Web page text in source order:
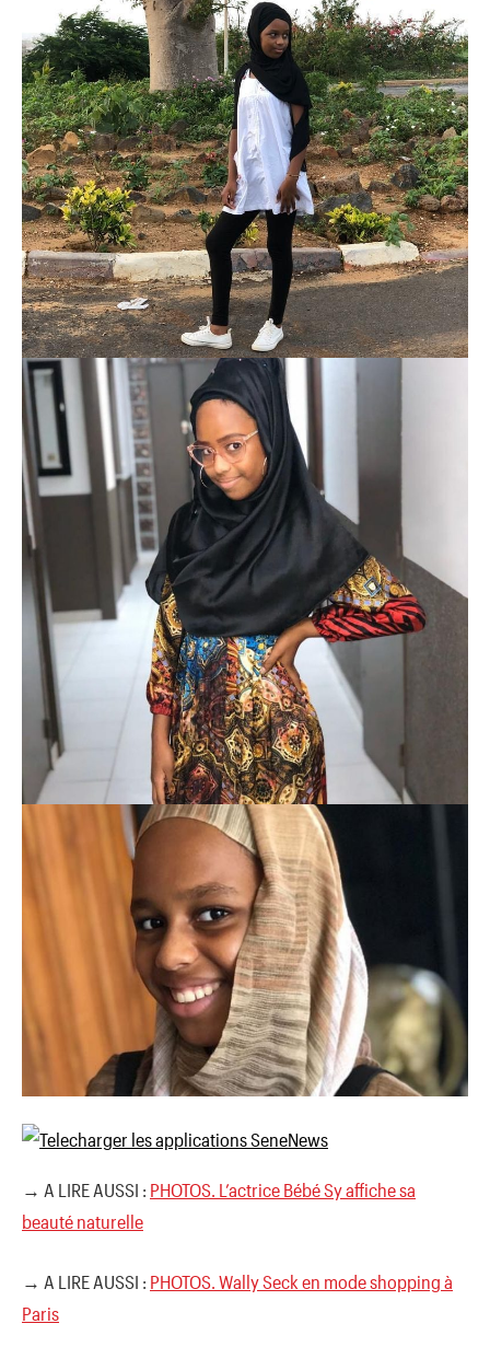
→ A LIRE AUSSI : PHOTOS. L’actrice Bébé Sy affiche sa
beauté naturelle
→ A LIRE AUSSI : PHOTOS. Wally Seck en mode shopping à
Paris